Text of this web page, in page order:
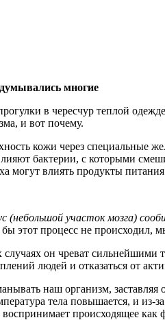
в чересчур теплой
и вот почему.
кожи через
бактерии, с которыми
могут влиять продукты
участок мозга)
этот процесс не происходил,
он чреват
людей и отказаться от
наш организм,
тела повышается, и
происходящее как